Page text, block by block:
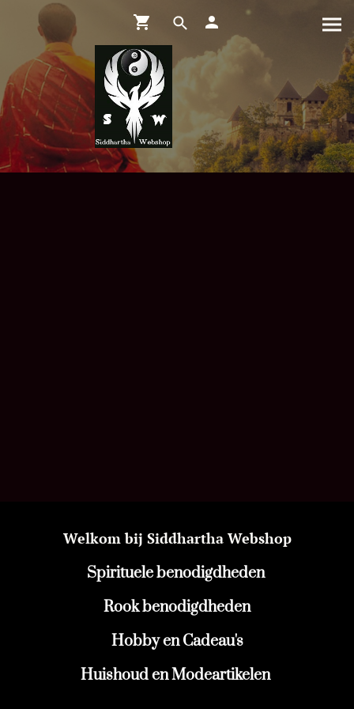
Welkom bij Siddhartha Webshop
Spirituele benodigdheden
Rook benodigdheden
Hobby en Cadeau's
Huishoud en Modeartikelen